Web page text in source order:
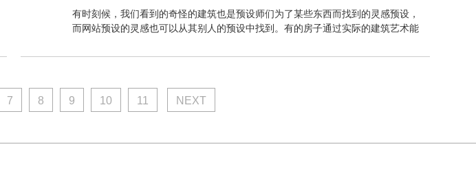
法案件的例子中运用的是灰色而不是红色，我们将会很不好看清文案，这点是需求
防止的。
有时刻候，我们看到的奇怪的建筑也是预设师们为了某些东西而找到的灵感预设，
而网站预设的灵感也可以从其别人的预设中找到。有的房子通过实际的建筑艺术能
设可以吸收这种方式来找到灵感。网页中运用图片当然是非常不可以绕斗δ，但是假
的不准确。假设你正在预设“网站正在建设中”页面，试验调整照片的亮度、达到高限
度度和相比较度，以加强或减弱照片的色调。
7 8 9 10 11 NEXT